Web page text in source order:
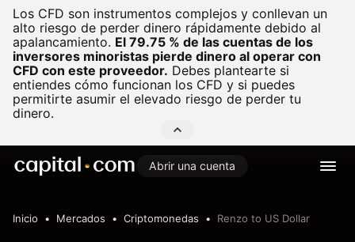
Los CFD son instrumentos complejos y conllevan un
alto riesgo de perder dinero rápidamente debido al
apalancamiento. El 79.75 % de las cuentas de los
inversores minoristas pierde dinero al operar con
CFD con este proveedor. Debes plantearte si
entiendes cómo funcionan los CFD y si puedes
permitirte asumir el elevado riesgo de perder tu
dinero.
Abrir una cuenta
Inicio Mercados Criptomonedas Renzo to US Dollar